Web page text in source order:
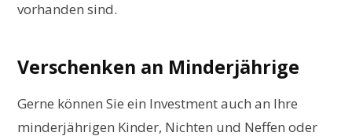
vorhanden sind.
Verschenken an Minderjährige
Gerne können Sie ein Investment auch an Ihre
minderjährigen Kinder, Nichten und Neffen oder